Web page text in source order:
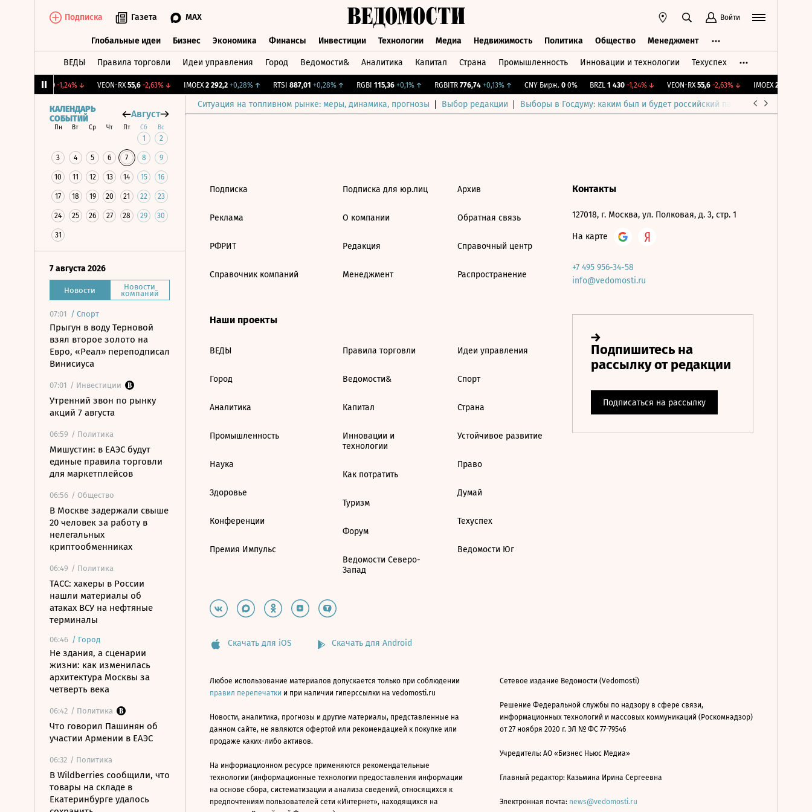
Подписка Газета MAX Войти
Глобальные идеи Бизнес Экономика Финансы Инвестиции Технологии Медиа Недвижимость Политика Общество Менеджмент
ВЕДЫ Правила торговли Идеи управления Город Ведомости& Аналитика Капитал Страна Промышленность Инновации и технологии Техуспех
-1,24%↓ VEON-RX 55,6 -2,63%↓ IMOEX 2 292,2 +0,28%↑ RTSI 887,01 +0,28%↑ RGBI 115,36 +0,1%↑ RGBITR 776,74 +0,13%↑ CNY Бирж. 0 0% BRZL 1 430 -1,24%↓ VEON-RX 55,6 -2,63%↓ IMOEX 2 292,2
Ситуация на топливном рынке: меры, динамика, прогнозы Выбор редакции Выборы в Госдуму: каким был и будет российский парламент
КАЛЕНДАРЬ
СОБЫТИЙ
Август
Пн Вт Ср Чт Пт Сб Вс
1 2
3 4 5 6 7 8 9
10 11 12 13 14 15 16
17 18 19 20 21 22 23
24 25 26 27 28 29 30
31
7 августа 2026
Новости Новости
компаний
07:01 / Спорт
Прыгун в воду Терновой
взял второе золото на
Евро, «Реал» переподписал
Винисиуса
07:01 / Инвестиции
Утренний звон по рынку
акций 7 августа
06:59 / Политика
Мишустин: в ЕАЭС будут
единые правила торговли
для маркетплейсов
06:56 / Общество
В Москве задержали свыше
20 человек за работу в
нелегальных
криптообменниках
06:49 / Политика
ТАСС: хакеры в России
нашли материалы об
атаках ВСУ на нефтяные
терминалы
06:46 / Город
Не здания, а сценарии
жизни: как изменилась
архитектура Москвы за
четверть века
06:42 / Политика
Что говорил Пашинян об
участии Армении в ЕАЭС
06:32 / Политика
В Wildberries сообщили, что
товары на складе в
Екатеринбурге удалось
Подписка
Реклама
РФРИТ
Справочник компаний
Подписка для юр.лиц
О компании
Редакция
Менеджмент
Архив
Обратная связь
Справочный центр
Распространение
Наши проекты
ВЕДЫ
Город
Аналитика
Промышленность
Наука
Здоровье
Конференции
Премия Импульс
Правила торговли
Ведомости&
Капитал
Инновации и
технологии
Как потратить
Туризм
Форум
Ведомости Северо-
Запад
Идеи управления
Спорт
Страна
Устойчивое развитие
Право
Думай
Техуспех
Ведомости Юг
Контакты
127018, г. Москва, ул. Полковая, д. 3, стр. 1
На карте
+7 495 956-34-58
info@vedomosti.ru
Скачать для iOS Скачать для Android
Любое использование материалов допускается только при соблюдении
правил перепечатки и при наличии гиперссылки на vedomosti.ru
Новости, аналитика, прогнозы и другие материалы, представленные на
данном сайте, не являются офертой или рекомендацией к покупке или
продаже каких-либо активов.
На информационном ресурсе применяются рекомендательные
технологии (информационные технологии предоставления информации
на основе сбора, систематизации и анализа сведений, относящихся к
предпочтениям пользователей сети «Интернет», находящихся на
Сетевое издание Ведомости (Vedomosti)
Решение Федеральной службы по надзору в сфере связи,
информационных технологий и массовых коммуникаций (Роскомнадзор)
от 27 ноября 2020 г. ЭЛ № ФС 77-79546
Учредитель: АО «Бизнес Ньюс Медиа»
Главный редактор: Казьмина Ирина Сергеевна
Электронная почта: news@vedomosti.ru